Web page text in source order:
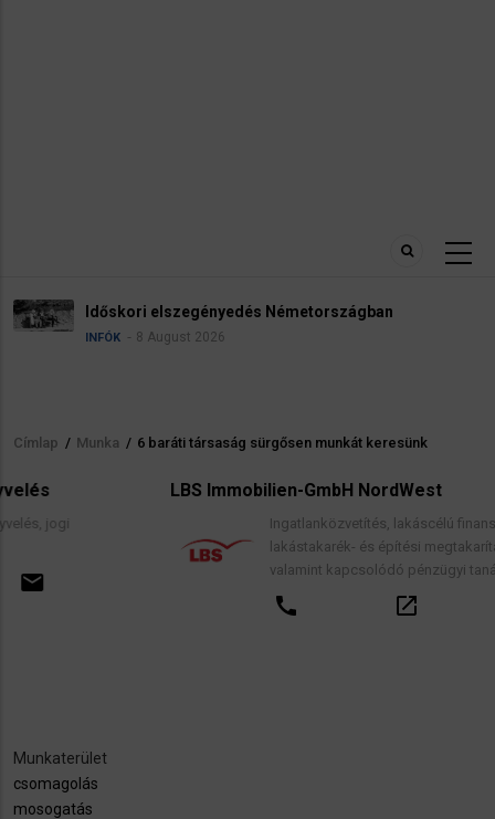
Németországban
Robbanóanyaggal
Morzsa
Címlap / Munka / 6 baráti társaság sürgősen munkát keresünk
LBS Immobilien-GmbH NordWest
Ingatlanközvetítés, lakáscélú finanszírozási hitelek,
lakástakarék- és építési megtakarítási szerződések,
valamint kapcsolódó pénzügyi tanácsadás.
open_in_new email
Munkaterület
csomagolás
mosogatás